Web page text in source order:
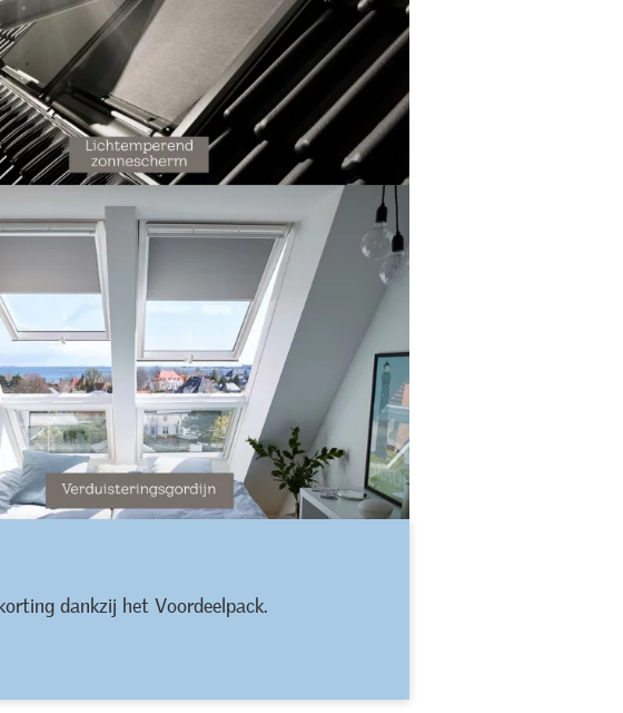
dankzij het Voordeelpack.